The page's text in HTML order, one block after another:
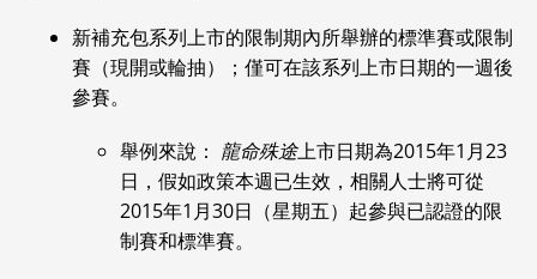
新補充包系列上市的限制期內所舉辦的標準賽或限制
賽（現開或輪抽）；僅可在該系列上市日期的一週後
參賽。
舉例來說： 龍命殊途上市日期為2015年1月23
日，假如政策本週已生效，相關人士將可從
2015年1月30日（星期五）起參與已認證的限
制賽和標準賽。